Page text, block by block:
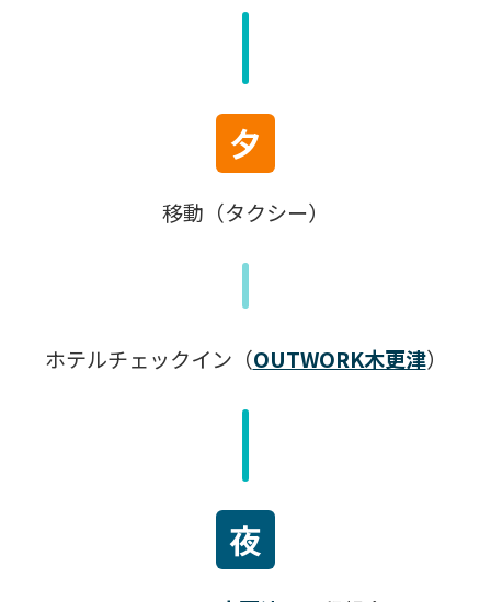
夕
移動（タクシー）
ホテルチェックイン（OUTWORK木更津）
夜